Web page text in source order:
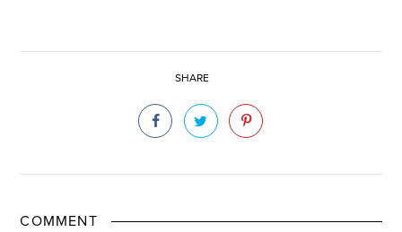
SHARE
COMMENT